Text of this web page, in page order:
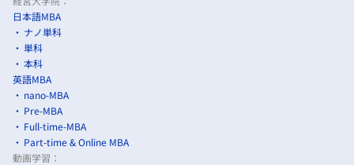
日本語MBA
ナノ単科
単科
本科
英語MBA
nano-MBA
Pre-MBA
Full-time-MBA
Part-time & Online MBA
動画学習：